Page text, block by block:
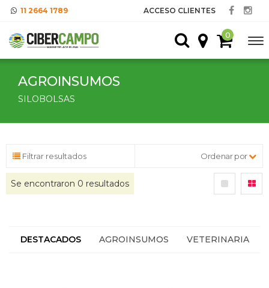
11 2664 1789 ACCESO CLIENTES
0
AGROINSUMOS
SILOBOLSAS
Filtrar resultados Ordenar por
Se encontraron 0 resultados
DESTACADOS AGROINSUMOS VETERINARIA